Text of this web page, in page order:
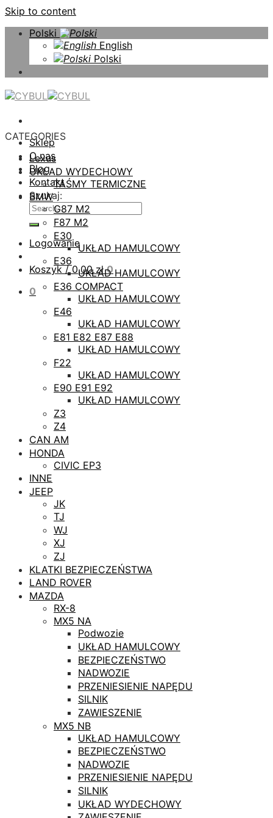
Skip to content
Polski
English
Polski
Sklep
O nas
Blog
Kontakt
Szukaj:
Logowanie
Koszyk /0,00zł 0
0
CATEGORIES
Lexus
UKŁAD WYDECHOWY
TAŚMY TERMICZNE
BMW
G87 M2
F87 M2
E30
UKŁAD HAMULCOWY
E36
UKŁAD HAMULCOWY
E36 COMPACT
UKŁAD HAMULCOWY
E46
UKŁAD HAMULCOWY
E81 E82 E87 E88
UKŁAD HAMULCOWY
F22
UKŁAD HAMULCOWY
E90 E91 E92
UKŁAD HAMULCOWY
Z3
Z4
CAN AM
HONDA
CIVIC EP3
INNE
JEEP
JK
TJ
WJ
XJ
ZJ
KLATKI BEZPIECZEŃSTWA
LAND ROVER
MAZDA
RX-8
MX5 NA
Podwozie
UKŁAD HAMULCOWY
BEZPIECZEŃSTWO
NADWOZIE
PRZENIESIENIE NAPĘDU
SILNIK
ZAWIESZENIE
MX5 NB
UKŁAD HAMULCOWY
BEZPIECZEŃSTWO
NADWOZIE
PRZENIESIENIE NAPĘDU
SILNIK
UKŁAD WYDECHOWY